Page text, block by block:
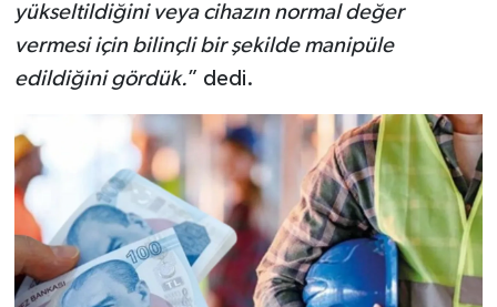
yükseltildiğini veya cihazın normal değer
vermesi için bilinçli bir şekilde manipüle
edildiğini gördük.” dedi.